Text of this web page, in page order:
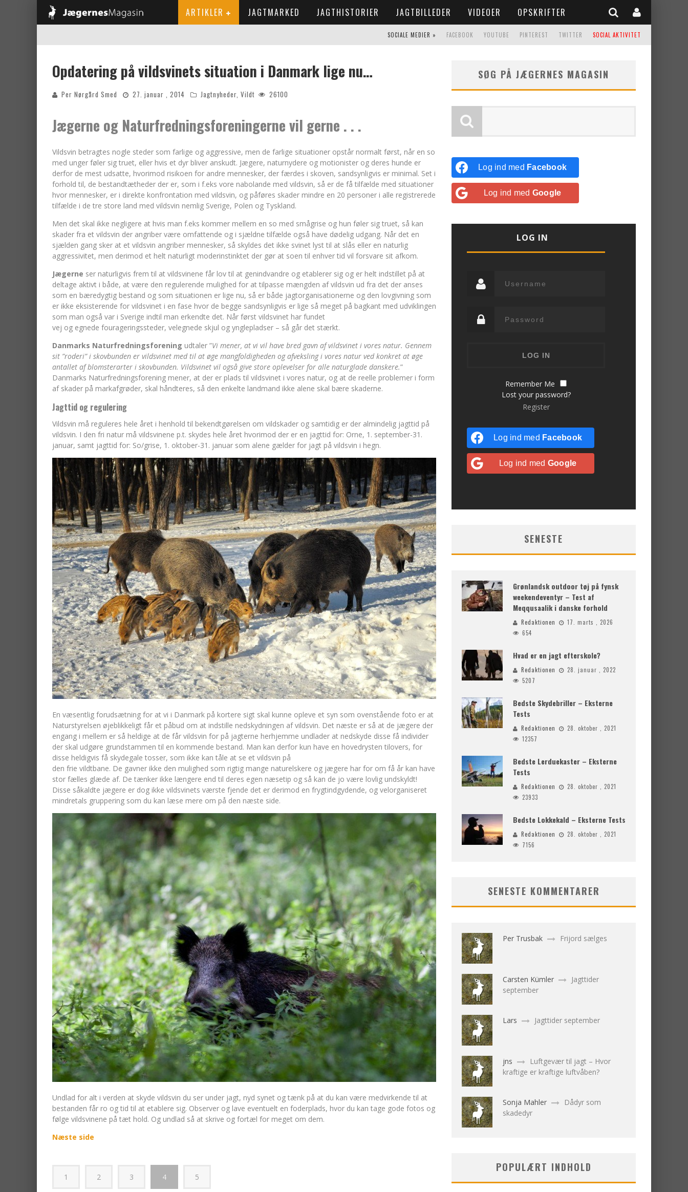
ARTIKLER JAGTMARKED JAGTHISTORIER JAGTBILLEDER VIDEOER OPSKRIFTER
SOCIAL AKTIVITET
TWITTER
PINTEREST
YOUTUBE
FACEBOOK
SOCIALE MEDIER »
Opdatering på vildsvinets situation i Danmark lige nu…
Per Nørgård Smed 27. januar , 2014 Jagtnyheder, Vildt 26100
Jægerne og Naturfredningsforeningerne vil gerne . . .
Vildsvin betragtes nogle steder som farlige og aggressive, men de farlige situationer opstår normalt først, når en so
med unger føler sig truet, eller hvis et dyr bliver anskudt. Jægere, naturnydere og motionister og deres hunde er
derfor de mest udsatte, hvorimod risikoen for andre mennesker, der færdes i skoven, sandsynligvis er minimal. Set i
forhold til, de bestandtætheder der er, som i f.eks vore nabolande med vildsvin, så er de få tilfælde med situationer
hvor mennesker, er i direkte konfrontation med vildsvin, og påføres skader mindre en 20 personer i alle registrerede
tilfælde i de tre store land med vildsvin nemlig Sverige, Polen og Tyskland.
Men det skal ikke negligere at hvis man f.eks kommer mellem en so med smågrise og hun føler sig truet, så kan
skader fra et vildsvin der angriber være omfattende og i sjældne tilfælde også have dødelig udgang. Når det en
sjælden gang sker at et vildsvin angriber mennesker, så skyldes det ikke svinet lyst til at slås eller en naturlig
aggressivitet, men derimod et helt naturligt moderinstinktet der gør at soen til enhver tid vil forsvare sit afkom.
Jægerne ser naturligvis frem til at vildsvinene får lov til at genindvandre og etablerer sig og er helt indstillet på at
deltage aktivt i både, at være den regulerende mulighed for at tilpasse mængden af vildsvin ud fra det der anses
som en bæredygtig bestand og som situationen er lige nu, så er både jagtorganisationerne og den lovgivning som
er ikke eksisterende for vildsvinet i en fase hvor de begge sandsynligvis er lige så meget på bagkant med udviklingen
som man også var i Sverige indtil man erkendte det. Når først vildsvinet har fundet
vej og egnede fourageringssteder, velegnede skjul og ynglepladser – så går det stærkt.
Danmarks Naturfredningsforening udtaler ”Vi mener, at vi vil have bred gavn af vildsvinet i vores natur. Gennem
sit ”roderi” i skovbunden er vildsvinet med til at øge mangfoldigheden og afveksling i vores natur ved konkret at øge
antallet af blomsterarter i skovbunden. Vildsvinet vil også give store oplevelser for alle naturglade danskere.”
Danmarks Naturfredningsforening mener, at der er plads til vildsvinet i vores natur, og at de reelle problemer i form
af skader på markafgrøder, skal håndteres, så den enkelte landmand ikke alene skal bære skaderne.
Jagttid og regulering
Vildsvin må reguleres hele året i henhold til bekendtgørelsen om vildskader og samtidig er der almindelig jagttid på
vildsvin. I den fri natur må vildsvinene p.t. skydes hele året hvorimod der er en jagttid for: Orne, 1. september-31.
januar, samt jagttid for: So/grise, 1. oktober-31. januar som alene gælder for jagt på vildsvin i hegn.
En væsentlig forudsætning for at vi i Danmark på kortere sigt skal kunne opleve et syn som ovenstående foto er at
Naturstyrelsen øjeblikkeligt får et påbud om at indstille nedskydningen af vildsvin. Det næste er så at de jægere der
engang i mellem er så heldige at de får vildsvin for på jagterne herhjemme undlader at nedskyde disse få individer
der skal udgøre grundstammen til en kommende bestand. Man kan derfor kun have en hovedrysten tilovers, for
disse heldigvis få skydegale tosser, som ikke kan tåle at se et vildsvin på
den frie vildtbane. De gavner ikke den mulighed som rigtig mange naturelskere og jægere har for om få år kan have
stor fælles glæde af. De tænker ikke længere end til deres egen næsetip og så kan de jo være lovlig undskyldt!
Disse såkaldte jægere er dog ikke vildsvinets værste fjende det er derimod en frygtindgydende, og velorganiseret
mindretals gruppering som du kan læse mere om på den næste side.
Undlad for alt i verden at skyde vildsvin du ser under jagt, nyd synet og tænk på at du kan være medvirkende til at
bestanden får ro og tid til at etablere sig. Observer og lave eventuelt en foderplads, hvor du kan tage gode fotos og
følge vildsvinene på tæt hold. Og undlad så at skrive og fortæl for meget om dem.
Næste side
1 2 3 4 5
SØG PÅ JÆGERNES MAGASIN
Log ind med Facebook
Log ind med Google
LOG IN
Remember Me
Lost your password?
Register
Log ind med Facebook
Log ind med Google
SENESTE
Grønlandsk outdoor tøj på fynsk
weekendeventyr – Test af
Meqqusaalik i danske forhold
Redaktionen
17. marts , 2026
654
Hvad er en jagt efterskole?
Redaktionen
28. januar , 2022
5207
Bedste Skydebriller – Eksterne
Tests
Redaktionen
28. oktober , 2021
12357
Bedste Lerduekaster – Eksterne
Tests
Redaktionen
28. oktober , 2021
23933
Bedste Lokkekald – Eksterne Tests
Redaktionen
28. oktober , 2021
7156
SENESTE KOMMENTARER
Per Trusbak Frijord sælges
Carsten Kümler
Jagttider
september
Lars Jagttider september
jns
Luftgevær til jagt – Hvor
kraftige er kraftige luftvåben?
Sonja Mahler
Dådyr som
skadedyr
POPULÆRT INDHOLD